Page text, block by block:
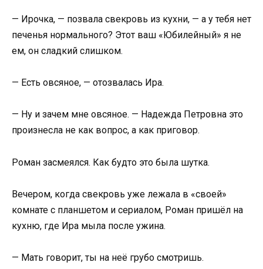
— Ирочка, — позвала свекровь из кухни, — а у тебя нет
печенья нормального? Этот ваш «Юбилейный» я не
ем, он сладкий слишком.
— Есть овсяное, — отозвалась Ира.
— Ну и зачем мне овсяное. — Надежда Петровна это
произнесла не как вопрос, а как приговор.
Роман засмеялся. Как будто это была шутка.
Вечером, когда свекровь уже лежала в «своей»
комнате с планшетом и сериалом, Роман пришёл на
кухню, где Ира мыла после ужина.
— Мать говорит, ты на неё грубо смотришь.